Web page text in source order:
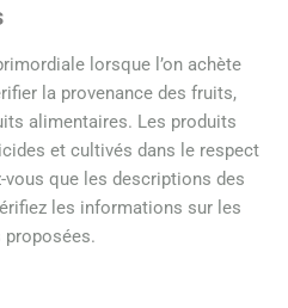
lorsque l’on achète
la provenance des fruits,
alimentaires. Les produits
et cultivés dans le respect
vous que les descriptions des
les informations sur les
proposées.